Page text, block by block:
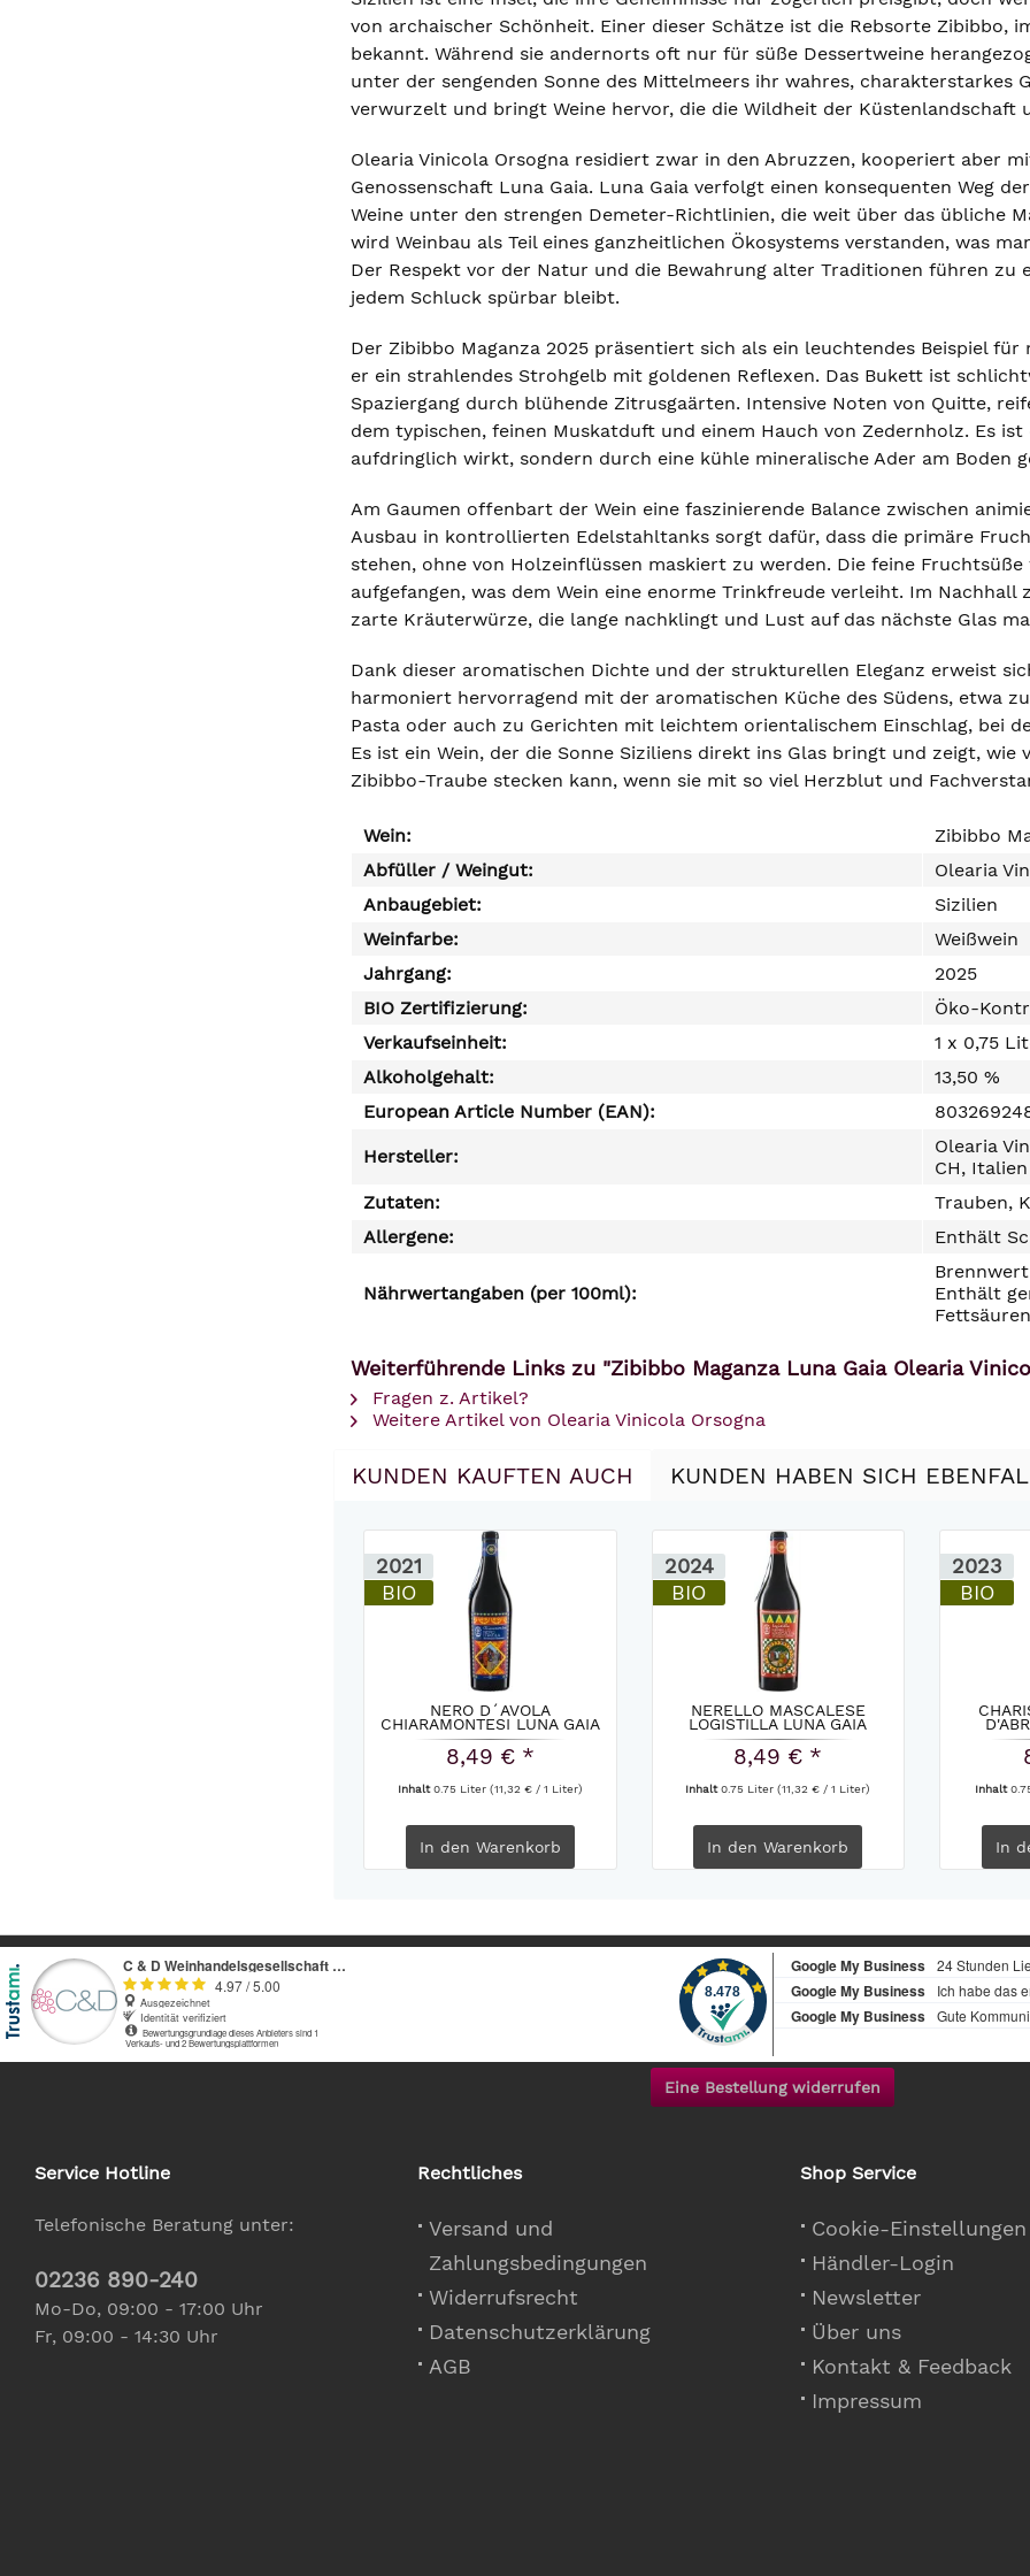
von archaischer Schönheit. Einer dieser Schätze ist die Rebsorte Zibibbo,
bekannt. Während sie andernorts oft nur für süße Dessertweine
unter der sengenden Sonne des Mittelmeers ihr wahres, charakterstarkes
verwurzelt und bringt Weine hervor, die die Wildheit der Küstenlandschaft
Olearia Vinicola Orsogna residiert zwar in den Abruzzen, kooperiert aber
Genossenschaft Luna Gaia. Luna Gaia verfolgt einen konsequenten Weg
Weine unter den strengen Demeter-Richtlinien, die weit über das übliche
wird Weinbau als Teil eines ganzheitlichen Ökosystems verstanden, was
Der Respekt vor der Natur und die Bewahrung alter Traditionen führen zu
jedem Schluck spürbar bleibt.
Der Zibibbo Maganza 2025 präsentiert sich als ein leuchtendes Beispiel
er ein strahlendes Strohgelb mit goldenen Reflexen. Das Bukett ist
Spaziergang durch blühende Zitrusgaärten. Intensive Noten von Quitte,
dem typischen, feinen Muskatduft und einem Hauch von Zedernholz. Es
aufdringlich wirkt, sondern durch eine kühle mineralische Ader am Boden
Am Gaumen offenbart der Wein eine faszinierende Balance zwischen
Ausbau in kontrollierten Edelstahltanks sorgt dafür, dass die primäre
stehen, ohne von Holzeinflüssen maskiert zu werden. Die feine
aufgefangen, was dem Wein eine enorme Trinkfreude verleiht. Im
zarte Kräuterwürze, die lange nachklingt und Lust auf das nächste Glas
Dank dieser aromatischen Dichte und der strukturellen Eleganz erweist
harmoniert hervorragend mit der aromatischen Küche des Südens, etwa
Pasta oder auch zu Gerichten mit leichtem orientalischem Einschlag, bei
Es ist ein Wein, der die Sonne Siziliens direkt ins Glas bringt und zeigt,
Zibibbo-Traube stecken kann, wenn sie mit so viel Herzblut und
Wein:
Zibibbo
Abfüller / Weingut:
Olearia
Anbaugebiet:
Sizilien
Weinfarbe:
Weißwein
Jahrgang:
2025
BIO Zertifizierung:
Öko-
Verkaufseinheit:
1 x 0,75
Alkoholgehalt:
13,50 %
European Article Number (EAN):
Hersteller:
Olearia
CH, Italien
Zutaten:
Trauben,
Allergene:
Enthält
Nährwertangaben (per 100ml):
Brennwert
Enthält
Weiterführende Links zu "Zibibbo Maganza Luna Gaia Olearia
Fragen z. Artikel?
Weitere Artikel von Olearia Vinicola Orsogna
KUNDEN KAUFTEN AUCH KUNDEN HABEN SICH
2021
BIO
NERO D´AVOLA
CHIARAMONTESI LUNA GAIA
OLEARIA...
8,49 € *
Inhalt0.75 Liter (11,32 € / 1 Liter)
In den Warenkorb
2024
BIO
NERELLO MASCALESE
LOGISTILLA LUNA GAIA
OLEARIA...
8,49 € *
Inhalt0.75 Liter(11,32 € / 1 Liter)
In den Warenkorb
2023
BIO
Inhalt
In
Eine Bestellung widerrufen
Service Hotline
Telefonische Beratung unter:
02236 890-240
Mo-Do, 09:00 - 17:00 Uhr
Fr, 09:00 - 14:30 Uhr
Rechtliches
Versand und
Zahlungsbedingungen
Widerrufsrecht
Datenschutzerklärung
AGB
Shop Service
Cookie-Einstellungen
Händler-Login
Newsletter
Über uns
Kontakt & Feedback
Impressum